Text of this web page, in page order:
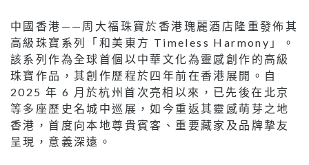
中國香港——周大福珠寶於香港瑰麗酒店隆重發佈其
高級珠寶系列「和美東方 Timeless Harmony」。
該系列作為全球首個以中華文化為靈感創作的高級
珠寶作品，其創作歷程於四年前在香港展開。自
2025 年 6 月於杭州首次亮相以來，已先後在北京
等多座歷史名城中巡展，如今重返其靈感萌芽之地
香港，首度向本地尊貴賓客、重要藏家及品牌摯友
呈現，意義深遠。